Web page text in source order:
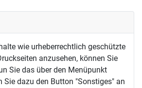
wie urheberrechtlich geschützte
anzusehen, können Sie
Sie das über den Menüpunkt
Sie dazu den Button "Sonstiges" an